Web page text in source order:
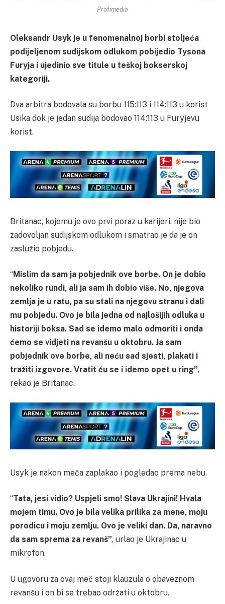
Profimedia
Oleksandr Usyk je u fenomenalnoj borbi stoljeća
podijeljenom sudijskom odlukom pobijedio Tysona
Furyja i ujedinio sve titule u teškoj bokserskoj
kategoriji.
Dva arbitra bodovala su borbu 115:113 i 114:113 u korist
Usika dok je jedan sudija bodovao 114:113 u Furyjevu
korist.
Britanac, kojemu je ovo prvi poraz u karijeri, nije bio
zadovoljan sudijskom odlukom i smatrao je da je on
zaslužio pobjedu.
“Mislim da sam ja pobjednik ove borbe. On je dobio
nekoliko rundi, ali ja sam ih dobio više. No, njegova
zemlja je u ratu, pa su stali na njegovu stranu i dali
mu pobjedu. Ovo je bila jedna od najlošijih odluka u
historiji boksa. Sad se idemo malo odmoriti i onda
ćemo se vidjeti na revanšu u oktobru. Ja sam
pobjednik ove borbe, ali neću sad sjesti, plakati i
tražiti izgovore. Vratit ću se i idemo opet u ring”,
rekao je Britanac.
Usyk je nakon meča zaplakao i pogledao prema nebu.
“Tata, jesi vidio? Uspjeli smo! Slava Ukrajini! Hvala
mojem timu. Ovo je bila velika prilika za mene, moju
porodicu i moju zemlju. Ovo je veliki dan. Da, naravno
da sam sprema za revanš”, urlao je Ukrajinac u
mikrofon.
U ugovoru za ovaj meč stoji klauzula o obaveznom
revanšu i on bi se trebao održati u oktobru.